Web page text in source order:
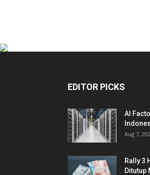
EDITOR PICKS
AI
Aug 7,
Rally 3
Ditutup